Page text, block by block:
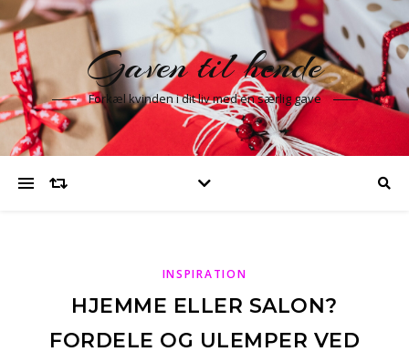
Gaven til hende
Forkæl kvinden i dit liv med en særlig gave
INSPIRATION
HJEMME ELLER SALON?
FORDELE OG ULEMPER VED